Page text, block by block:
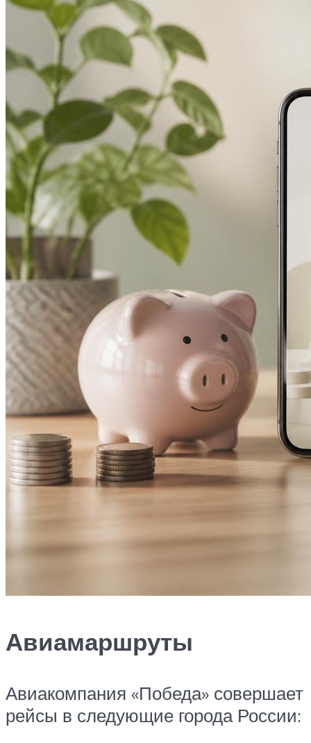
Авиамаршруты
Авиакомпания «Победа» совершает
рейсы в следующие города России: